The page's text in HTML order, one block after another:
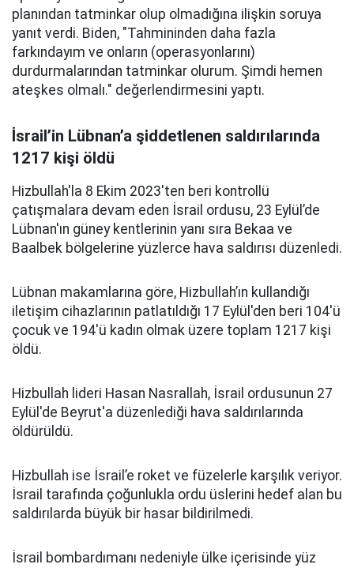
planından tatminkar olup olmadığına ilişkin soruya
yanıt verdi. Biden, "Tahmininden daha fazla
farkındayım ve onların (operasyonlarını)
durdurmalarından tatminkar olurum. Şimdi hemen
ateşkes olmalı." değerlendirmesini yaptı.
İsrail’in Lübnan’a şiddetlenen saldırılarında
1217 kişi öldü
Hizbullah'la 8 Ekim 2023'ten beri kontrollü
çatışmalara devam eden İsrail ordusu, 23 Eylül’de
Lübnan'ın güney kentlerinin yanı sıra Bekaa ve
Baalbek bölgelerine yüzlerce hava saldırısı düzenledi.
Lübnan makamlarına göre, Hizbullah’ın kullandığı
iletişim cihazlarının patlatıldığı 17 Eylül'den beri 104'ü
çocuk ve 194'ü kadın olmak üzere toplam 1217 kişi
öldü.
Hizbullah lideri Hasan Nasrallah, İsrail ordusunun 27
Eylül'de Beyrut'a düzenlediği hava saldırılarında
öldürüldü.
Hizbullah ise İsrail’e roket ve füzelerle karşılık veriyor.
İsrail tarafında çoğunlukla ordu üslerini hedef alan bu
saldırılarda büyük bir hasar bildirilmedi.
İsrail bombardımanı nedeniyle ülke içerisinde yüz